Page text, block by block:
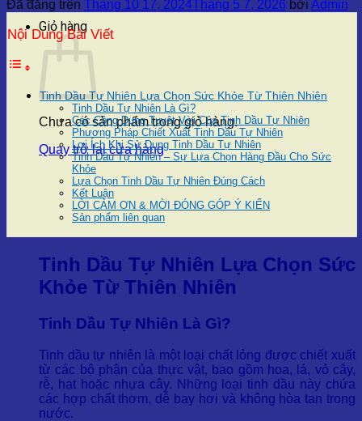
Giỏ hàng
Chưa có sản phẩm trong giỏ hàng.
Quay trở lại cửa hàng
Đã đăng trên Tháng 10 17, 2024Tháng 5 7, 2026 bởi Admin
Nội Dung Bài Viết
Tinh Dầu Tự Nhiên Lựa Chọn Sức Khỏe Từ Thiên Nhiên
Tinh Dầu Tự Nhiên Là Gì?
Các Công Dụng Tuyệt Vời Của Tinh Dầu Tự Nhiên
Phương Pháp Chiết Xuất Tinh Dầu Tự Nhiên
Lợi Ích Khi Sử Dụng Tinh Dầu Tự Nhiên
Tinh Dầu Tự Nhiên – Sự Lựa Chọn Hàng Đầu Cho Sức
Khỏe
Lựa Chọn Tinh Dầu Tự Nhiên Đúng Cách
Kết Luận
LỜI CẢM ƠN & MỜI ĐÓNG GÓP Ý KIẾN
Sản phẩm liên quan
Tinh Dầu Tự Nhiên Lựa Chọn Sức
Khỏe Từ Thiên Nhiên
Tinh Dầu Tự Nhiên Là Gì?
Tinh dầu tự nhiên là một loại chất lỏng được chiết xuất
từ các bộ phận của thực vật, bao gồm hoa, lá, vỏ cây,
rễ, hạt hoặc nhựa cây. Những loại tinh dầu này chứa
các hợp chất thơm, dễ bay hơi và không hòa tan trong
nước.